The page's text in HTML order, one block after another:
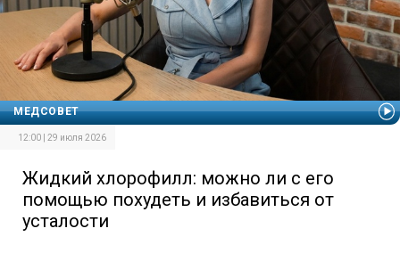
МЕДСОВЕТ
12:00 | 29 июля 2026
Жидкий хлорофилл: можно ли с его
помощью похудеть и избавиться от
усталости